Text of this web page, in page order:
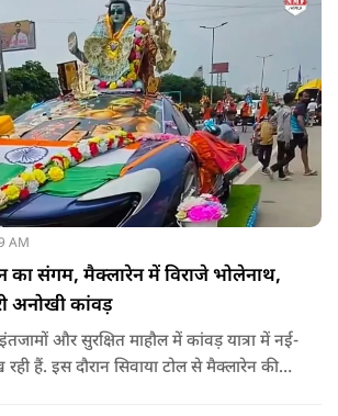
AM
संगम, मैक्लारेन में विराजे भोलेनाथ,
अनोखी कांवड़
और सुरक्षित माहौल में कांवड़ यात्रा में नई-
हैं. इस दौरान सिवाया टोल से मैक्लारेन की